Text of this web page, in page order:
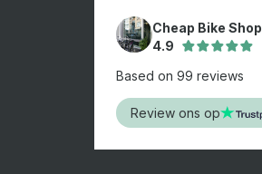
Cheap Bike Shop
4.9
Based on 99 reviews
Review ons op